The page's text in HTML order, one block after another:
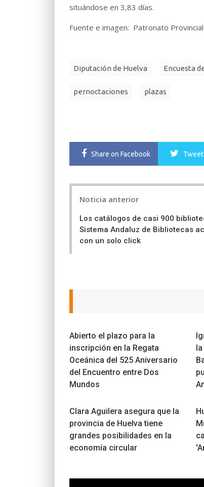
situándose en 3,83 días.
Fuente e imagen: Patronato
Diputación de Huelva Encuesta
pernoctaciones plazas
Share on Facebook Tweet
Noticia anterior
Los catálogos de casi 900
Sistema Andaluz de Bibliotecas
con un solo click
Abierto el plazo para la
inscripción en la Regata
Oceánica del 525 Aniversario
del Encuentro entre Dos
Mundos
Clara Aguilera asegura que la
provincia de Huelva tiene
grandes posibilidades en la
economía circular